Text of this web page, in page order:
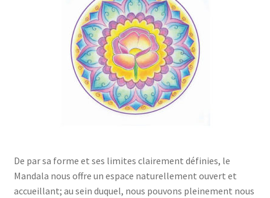
De par sa forme et ses limites clairement définies, le
Mandala nous offre un espace naturellement ouvert et
accueillant; au sein duquel, nous pouvons pleinement nous